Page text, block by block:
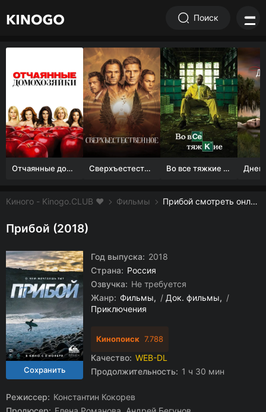
Поиск
Отчаянные домохозяйки (1 сезон) Сверхъестественное Во все тяжкие 1-5 сезон
Киного - Kinogo.CLUB ❤️ Фильмы Прибой смотреть онлайн бесплатно
Прибой (2018)
Год выпуска: 2018
Страна: Россия
Озвучка: Не требуется
Жанр: Фильмы / Док. фильмы
/
Приключения
Кинопоиск 7.788
Качество: WEB-DL
Продолжительность: 1 ч 30 мин
Режиссер: Константин Кокорев